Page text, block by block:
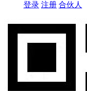
登录 注册 合伙人